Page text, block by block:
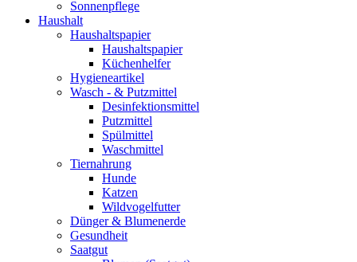
Sonnenpflege
Haushalt
Haushaltspapier
Haushaltspapier
Küchenhelfer
Hygieneartikel
Wasch - & Putzmittel
Desinfektionsmittel
Putzmittel
Spülmittel
Waschmittel
Tiernahrung
Hunde
Katzen
Wildvogelfutter
Dünger & Blumenerde
Gesundheit
Saatgut